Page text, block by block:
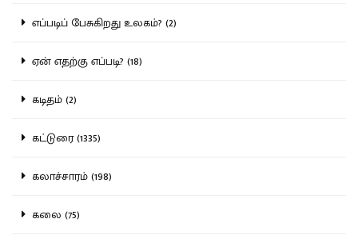
எப்படிப் பேசுகிறது உலகம்? (2)
ஏன் எதற்கு எப்படி? (18)
கடிதம் (2)
கட்டுரை (1335)
கலாச்சாரம் (198)
கலை (75)